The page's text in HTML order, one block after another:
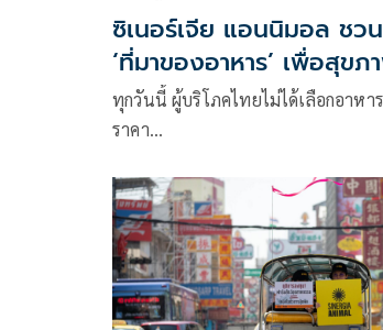
ซิเนอร์เจีย แอนนิมอล ชว
‘ที่มาของอาหาร’ เพื่อสุข
ที่ยั่งยืน
ทุกวันนี้ ผู้บริโภคไทยไม่ได้เลือกอาหา
ราคา…